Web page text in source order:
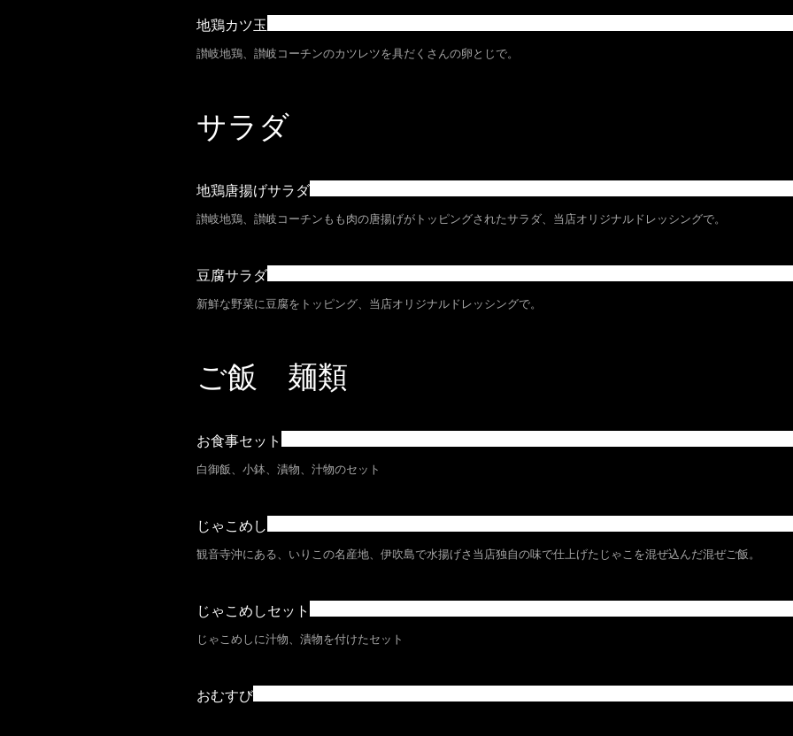
地鶏カツ玉
讃岐地鶏、讃岐コーチンのカツレツを具だくさんの卵とじで。
サラダ
地鶏唐揚げサラダ
讃岐地鶏、讃岐コーチンもも肉の唐揚げがトッピングされたサラダ、当店オリジナルドレッシングで。
豆腐サラダ
新鮮な野菜に豆腐をトッピング、当店オリジナルドレッシングで。
ご飯 麺類
お食事セット
白御飯、小鉢、漬物、汁物のセット
じゃこめし
観音寺沖にある、いりこの名産地、伊吹島で水揚げさ当店独自の味で仕上げたじゃこを混ぜ込んだ混ぜご飯。
じゃこめしセット
じゃこめしに汁物、漬物を付けたセット
おむすび